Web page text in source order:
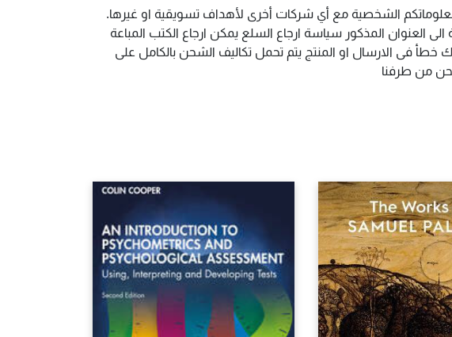
معلوماتكم الشخصية مع أي شركات أخرى لأهداف تسويقية او غيرها.
المذكور سياسة ارجاع السلع يمكن ارجاع الكتب المباعة
فى الارسال او المنتج يتم تحمل تكاليف الشحن بالكامل على
من طرفنا